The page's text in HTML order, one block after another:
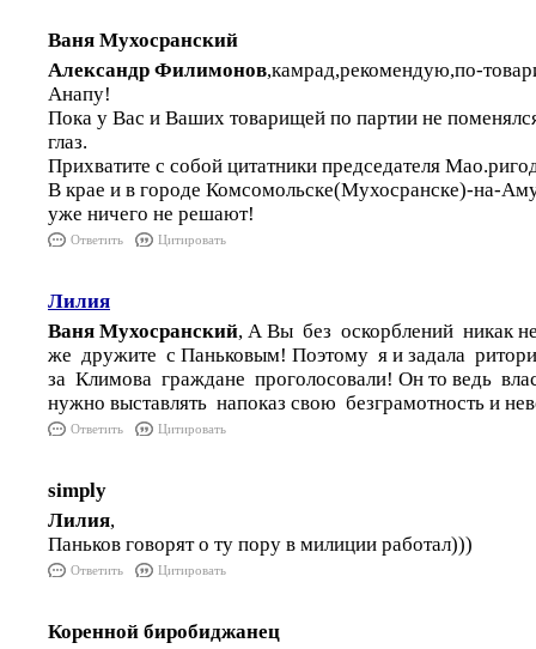
Ваня Мухосранский
Александр Филимонов,камрад,рекомендую,по-
Анапу!
Пока у Вас и Ваших товарищей по партии не
глаз.
Прихватите с собой цитатники председателя
В крае и в городе Комсомольске(Мухосранске)-на-
уже ничего не решают!
Ответить Цитировать
Лилия
Ваня Мухосранский, А Вы без оскорблений никак
же дружите с Паньковым! Поэтому я и задала
за Климова граждане проголосовали! Он то ведь
нужно выставлять напоказ свою безграмотность и
Ответить Цитировать
simply
Лилия,
Паньков говорят о ту пору в милиции работал)))
Ответить Цитировать
Коренной биробиджанец